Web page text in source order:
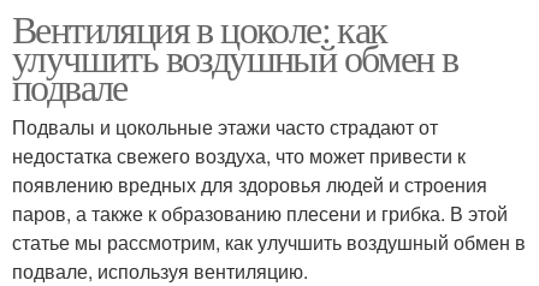
Вентиляция в цоколе: как
улучшить воздушный обмен в
подвале
Подвалы и цокольные этажи часто страдают от
недостатка свежего воздуха, что может привести к
появлению вредных для здоровья людей и строения
паров, а также к образованию плесени и грибка. В этой
статье мы рассмотрим, как улучшить воздушный обмен в
подвале, используя вентиляцию.